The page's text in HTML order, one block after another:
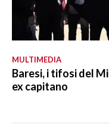
MULTIMEDIA
Baresi, i tifosi del
ex capitano